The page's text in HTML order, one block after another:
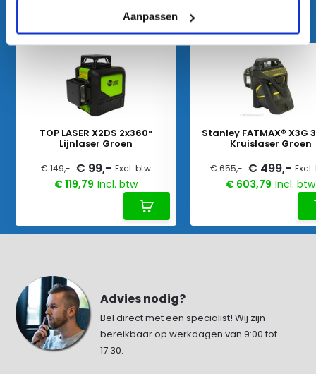
Aanpassen
Vergelijkbare producten:
TOP LASER X2DS 2x360°
Lijnlaser Groen
€ 149,- € 99,- Excl. btw
€ 119,79 Incl. btw
Stanley FATMAX® X3G
Kruislaser Groen
€ 655,- € 499,-
€ 603,79 Incl. btw
Advies nodig?
Bel direct met een specialist! Wij zijn
bereikbaar op werkdagen van 9:00 tot
17:30.